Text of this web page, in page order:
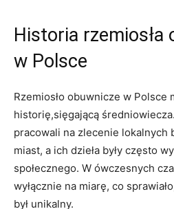
Historia rzemiosła
w Polsce
Rzemiosło obuwnicze w Polsce
historię,sięgającą
pracowali na zlecenie lokalnych
miast, a ich dzieła były często
społecznego. W ówczesnych
wyłącznie na miarę, co
był unikalny.